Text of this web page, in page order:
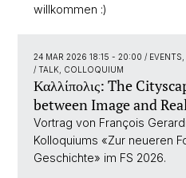
willkommen :)
24 MAR 2026 18:15 - 20:00 /
/ TALK, COLLOQUIUM
Καλλίπολις: The
between Image and
Vortrag von François
Kolloquiums «Zur neueren
Geschichte» im FS 2026.